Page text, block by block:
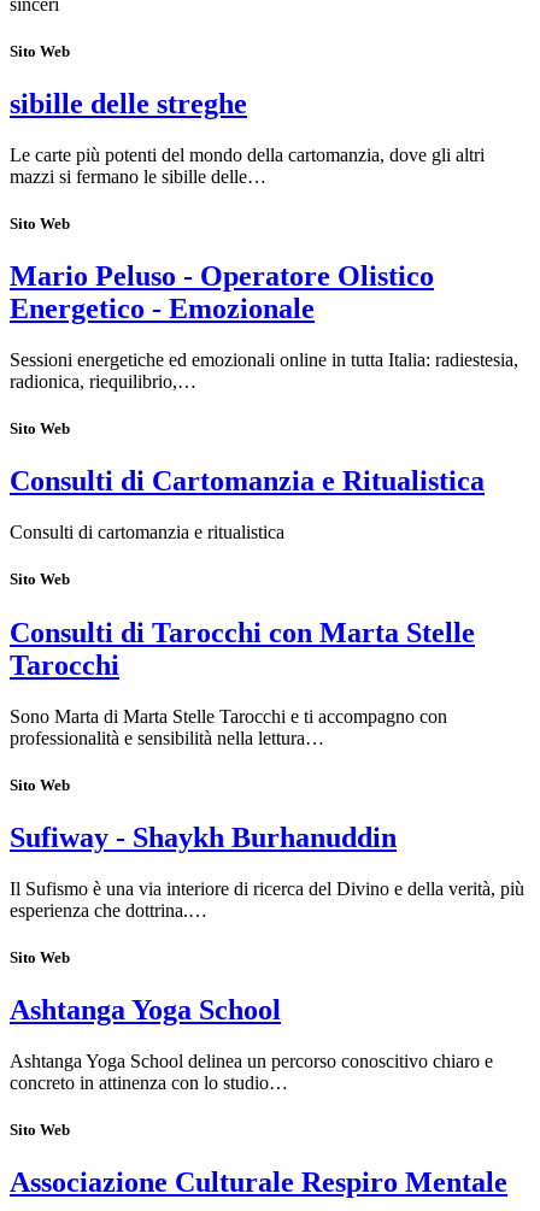
Sito Web
sibille delle streghe
Le carte più potenti del mondo della cartomanzia, dove gli altri
mazzi si fermano le sibille delle…
Sito Web
Mario Peluso - Operatore Olistico
Energetico - Emozionale
Sessioni energetiche ed emozionali online in tutta Italia: radiestesia,
radionica, riequilibrio,…
Sito Web
Consulti di Cartomanzia e Ritualistica
Consulti di cartomanzia e ritualistica
Sito Web
Consulti di Tarocchi con Marta Stelle
Tarocchi
Sono Marta di Marta Stelle Tarocchi e ti accompagno con
professionalità e sensibilità nella lettura…
Sito Web
Sufiway - Shaykh Burhanuddin
Il Sufismo è una via interiore di ricerca del Divino e della verità, più
esperienza che dottrina.…
Sito Web
Ashtanga Yoga School
Ashtanga Yoga School delinea un percorso conoscitivo chiaro e
concreto in attinenza con lo studio…
Sito Web
Associazione Culturale Respiro Mentale